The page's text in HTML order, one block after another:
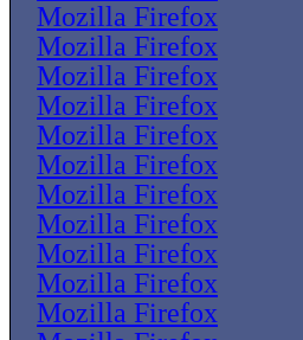
Mozilla Firefox
Mozilla Firefox
Mozilla Firefox
Mozilla Firefox
Mozilla Firefox
Mozilla Firefox
Mozilla Firefox
Mozilla Firefox
Mozilla Firefox
Mozilla Firefox
Mozilla Firefox